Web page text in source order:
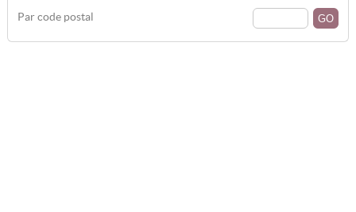
Par code postal